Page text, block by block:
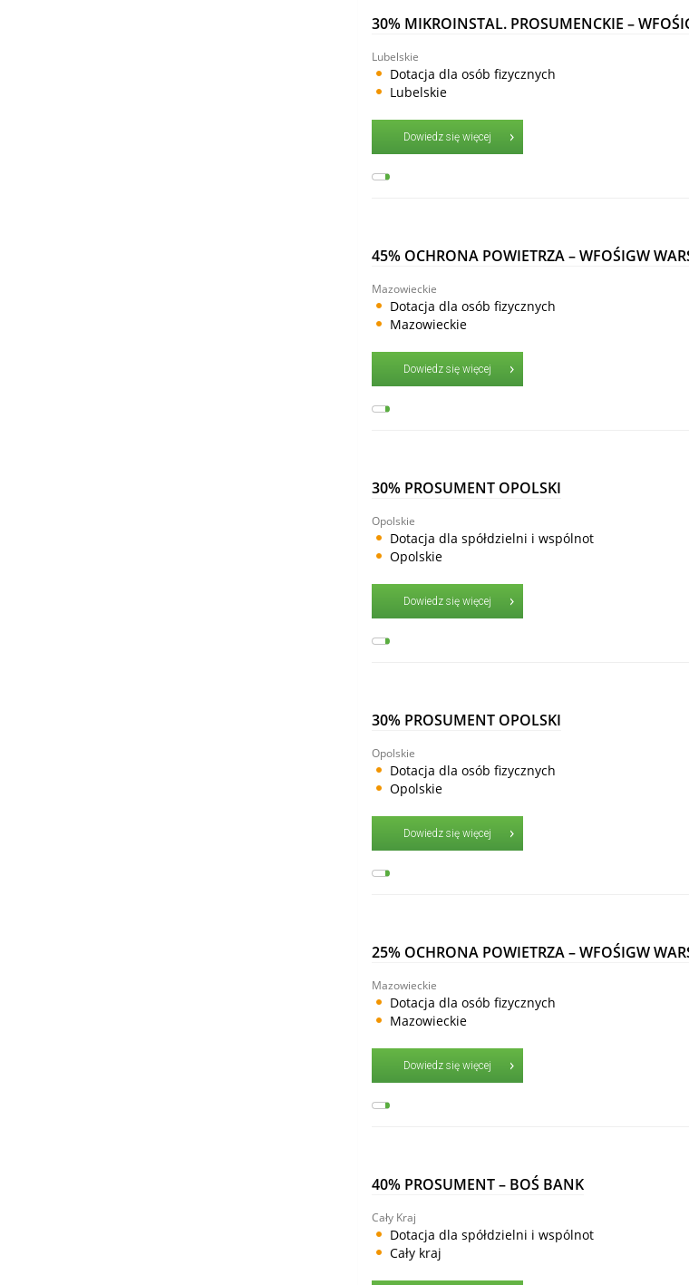
30% MIKROINSTAL. PROSUMENCKIE –
Lubelskie
Dotacja dla osób fizycznych
Lubelskie
Dowiedz się więcej
45% OCHRONA POWIETRZA – WFOŚIGW
Mazowieckie
Dotacja dla osób fizycznych
Mazowieckie
Dowiedz się więcej
30% PROSUMENT OPOLSKI
Opolskie
Dotacja dla spółdzielni i wspólnot
Opolskie
Dowiedz się więcej
30% PROSUMENT OPOLSKI
Opolskie
Dotacja dla osób fizycznych
Opolskie
Dowiedz się więcej
25% OCHRONA POWIETRZA – WFOŚIGW
Mazowieckie
Dotacja dla osób fizycznych
Mazowieckie
Dowiedz się więcej
40% PROSUMENT – BOŚ BANK
Cały Kraj
Dotacja dla spółdzielni i wspólnot
Cały kraj